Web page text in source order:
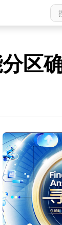
区